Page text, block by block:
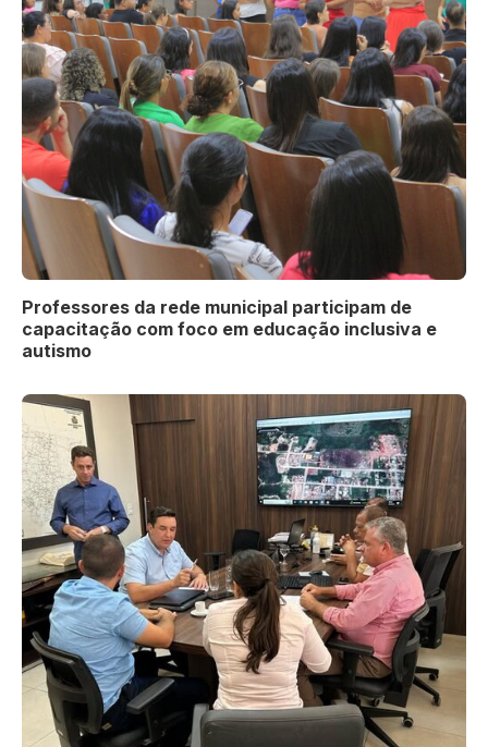
Professores da rede municipal participam de
capacitação com foco em educação inclusiva e
autismo